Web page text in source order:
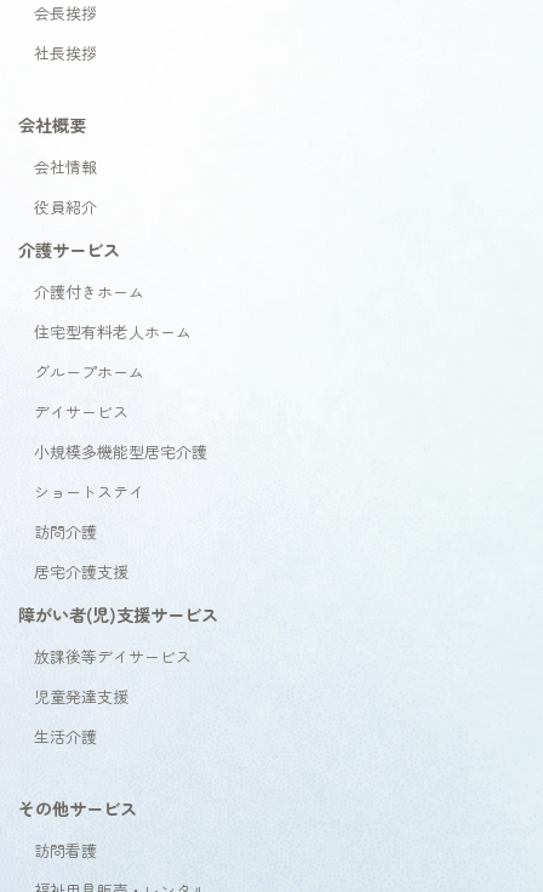
会長挨拶
社長挨拶
会社概要
会社情報
役員紹介
介護サービス
介護付きホーム
住宅型有料老人ホーム
グループホーム
デイサービス
小規模多機能型居宅介護
ショートステイ
訪問介護
居宅介護支援
障がい者(児)支援サービス
放課後等デイサービス
児童発達支援
生活介護
その他サービス
訪問看護